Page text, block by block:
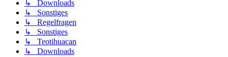
↳ Downloads
↳ Sonstiges
↳ Regelfragen
↳ Sonstiges
↳ Teotihuacan
↳ Downloads